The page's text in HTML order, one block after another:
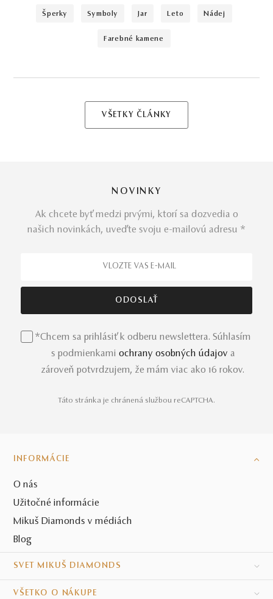
šperky symboly jar leto nádej
farebné kamene
VŠETKY ČLÁNKY
NOVINKY
Ak chcete byť medzi prvými, ktorí sa dozvedia o
našich novinkách, uveďte svoju e-mailovú adresu *
*Chcem sa prihlásiť k odberu newslettera. Súhlasím
s podmienkami ochrany osobných údajov a
zároveň potvrdzujem, že mám viac ako 16 rokov.
Táto stránka je chránená službou reCAPTCHA.
INFORMÁCIE
O nás
Užitočné informácie
Mikuš Diamonds v médiách
Blog
SVET MIKUŠ DIAMONDS
VŠETKO O NÁKUPE